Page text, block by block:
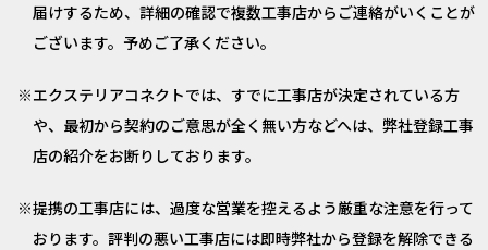
届けするため、詳細の確認で複数工事店からご連絡がいくことが
ございます。予めご了承ください。
エクステリアコネクトでは、すでに工事店が決定されている方
や、最初から契約のご意思が全く無い方などへは、弊社登録工事
店の紹介をお断りしております。
提携の工事店には、過度な営業を控えるよう厳重な注意を行って
おります。評判の悪い工事店には即時弊社から登録を解除できる